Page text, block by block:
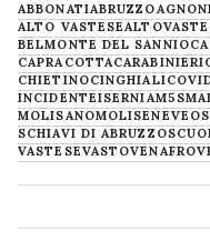
ABBONATIABRUZZO
ALTO VASTESE
BELMONTE DEL SANNIO
CAPRACOTTACARABINIERI
CHIETINOCINGHIALI
INCIDENTEISERNIAM5S
MOLISANOMOLISENEVE
SCHIAVI DI ABRUZZO
VASTESEVASTOVENAFRO